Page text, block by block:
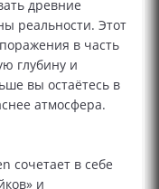
древние
реальности. Этот
в часть
глубину и
вы остаётесь в
атмосфера.
сочетает в себе
и